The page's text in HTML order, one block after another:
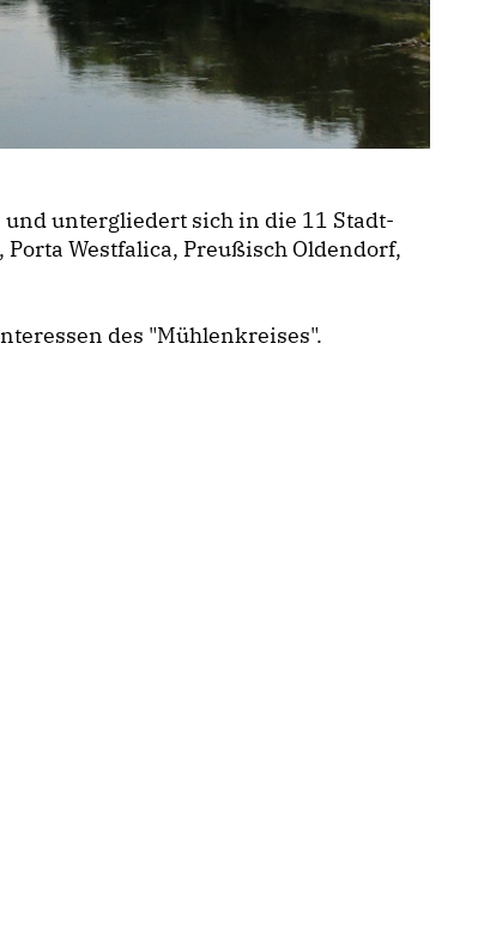
untergliedert sich in die 11 Stadt-
Westfalica, Preußisch Oldendorf,
des "Mühlenkreises".